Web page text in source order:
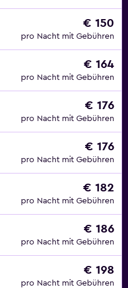
€ 150
pro Nacht mit Gebühren
€ 164
pro Nacht mit Gebühren
€ 176
pro Nacht mit Gebühren
€ 176
pro Nacht mit Gebühren
€ 182
pro Nacht mit Gebühren
€ 186
pro Nacht mit Gebühren
€ 198
pro Nacht mit Gebühren